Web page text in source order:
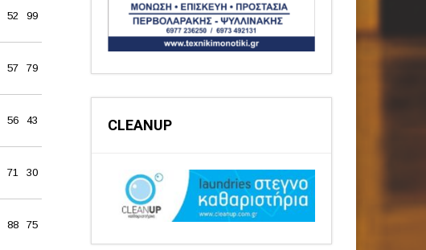
52 99
57 79
56 43
71 30
88 75
CLEANUP